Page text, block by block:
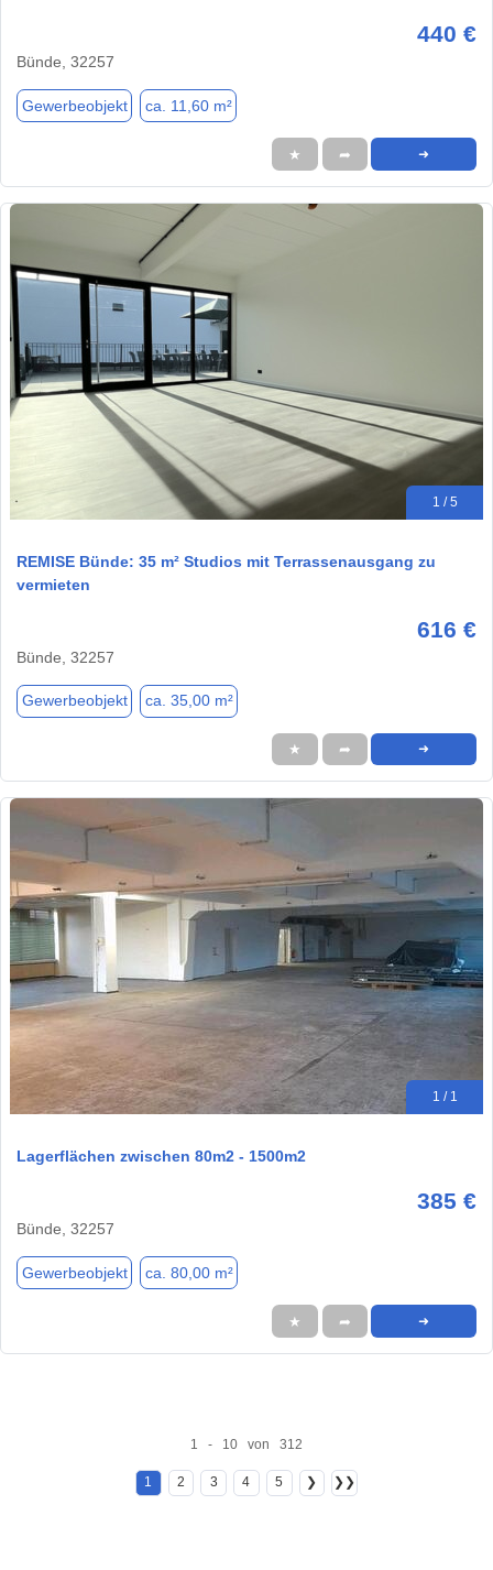
440 €
Bünde, 32257
Gewerbeobjekt ca. 11,60 m²
★ ➦ ➜
1 / 5
REMISE Bünde: 35 m² Studios mit Terrassenausgang zu
vermieten
616 €
Bünde, 32257
Gewerbeobjekt ca. 35,00 m²
★ ➦ ➜
1 / 1
Lagerflächen zwischen 80m2 - 1500m2
385 €
Bünde, 32257
Gewerbeobjekt ca. 80,00 m²
★ ➦ ➜
1 - 10 von 312
1 2 3 4 5 ❯ ❯❯